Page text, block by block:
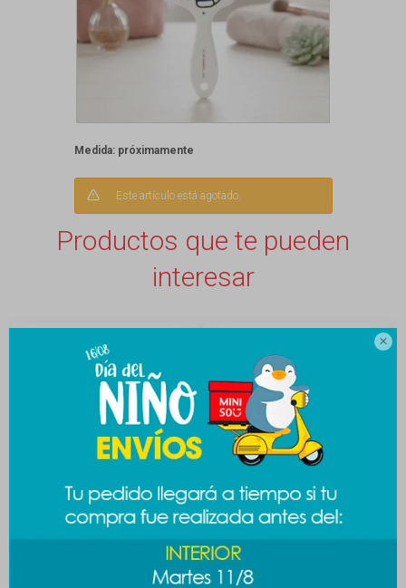

Medida: próximamente
Este artículo está agotado.
Productos que te pueden
interesar
Cepillo oval black & gold
$ 349